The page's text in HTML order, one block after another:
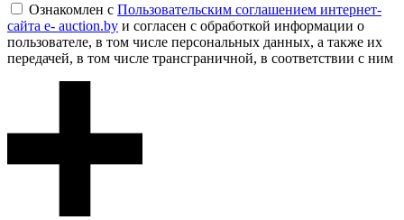
Ознакомлен с Пользовательским соглашением интернет-
сайта e- auction.by и согласен с обработкой информации о
пользователе, в том числе персональных данных, а также их
передачей, в том числе трансграничной, в соответствии с ним